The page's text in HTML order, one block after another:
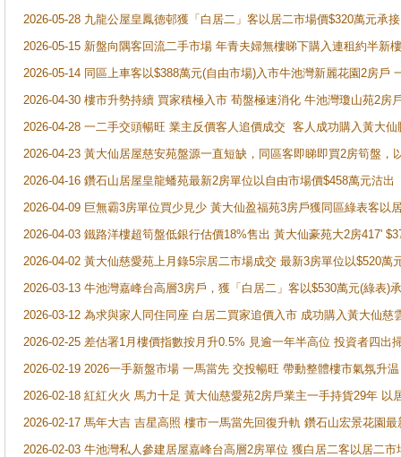
2026-05-28 九龍公屋皇鳳德邨獲「白居二」客以居二市場價$320萬元承接
2026-05-15 新盤向隅客回流二手市場 年青夫婦無樓睇下購入連租約半新
2026-05-14 同區上車客以$388萬元(自由市場)入市牛池灣新麗花園2房戶
2026-04-30 樓市升勢持續 買家積極入市 荀盤極速消化 牛池灣瓊山苑2房
2026-04-28 一二手交頭暢旺 業主反價客人追價成交 客人成功購入黃大
2026-04-23 黃大仙居屋慈安苑盤源一直短缺，同區客即睇即買2房筍盤，
2026-04-16 鑽石山居屋皇龍蟠苑最新2房單位以自由市場價$458萬元沽出
2026-04-09 巨無霸3房單位買少見少 黃大仙盈福苑3房戶獲同區綠表客以
2026-04-03 鐵路洋樓超筍盤低銀行估價18%售出 黃大仙豪苑大2房417'
2026-04-02 黃大仙慈愛苑上月錄5宗居二市場成交 最新3房單位以$520萬
2026-03-13 牛池灣嘉峰台高層3房戶，獲「白居二」客以$530萬元(綠表)
2026-03-12 為求與家人同住同座 白居二買家追價入市 成功購入黃大仙
2026-02-25 差估署1月樓價指數按月升0.5% 見逾一年半高位 投資者四
2026-02-19 2026一手新盤市場 一馬當先 交投暢旺 帶動整體樓市氣氛升
2026-02-18 紅紅火火 馬力十足 黃大仙慈愛苑2房戶業主一手持貨29年 以
2026-02-17 馬年大吉 吉星高照 樓市一馬當先回復升軌 鑽石山宏景花園
2026-02-03 牛池灣私人參建居屋嘉峰台高層2房單位 獲白居二客以居二市